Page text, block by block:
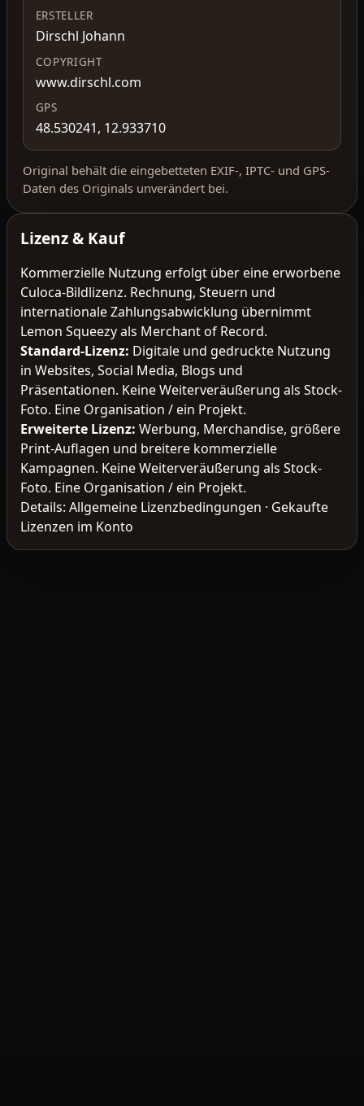
ERSTELLER
Dirschl Johann
COPYRIGHT
www.dirschl.com
GPS
48.530241, 12.933710
Original behält die eingebetteten EXIF-, IPTC- und GPS-
Daten des Originals unverändert bei.
Lizenz & Kauf
Kommerzielle Nutzung erfolgt über eine erworbene
Culoca-Bildlizenz. Rechnung, Steuern und
internationale Zahlungsabwicklung übernimmt
Lemon Squeezy als Merchant of Record.
Standard-Lizenz: Digitale und gedruckte Nutzung
in Websites, Social Media, Blogs und
Präsentationen. Keine Weiterveräußerung als Stock-
Foto. Eine Organisation / ein Projekt.
Erweiterte Lizenz: Werbung, Merchandise, größere
Print-Auflagen und breitere kommerzielle
Kampagnen. Keine Weiterveräußerung als Stock-
Foto. Eine Organisation / ein Projekt.
Details: Allgemeine Lizenzbedingungen · Gekaufte
Lizenzen im Konto